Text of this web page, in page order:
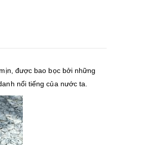
được bao bọc bởi những
nổi tiếng của nước ta.